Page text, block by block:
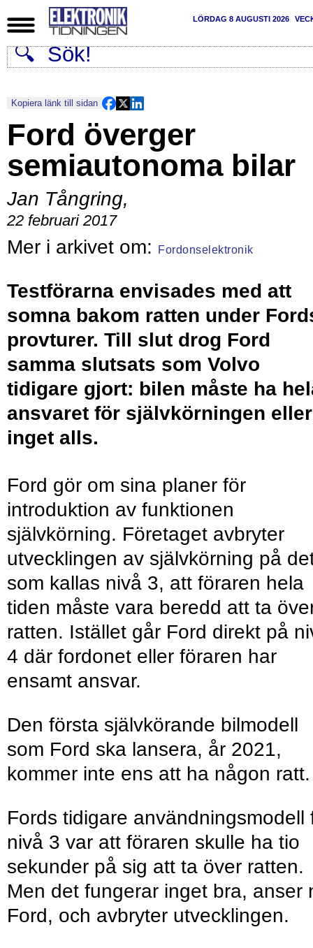
LÖRDAG 8 AUGUSTI 2026
Kopiera länk till sidan
Ford överger
semiautonoma bilar
Jan Tångring,
22 februari 2017
Fordonselektronik
Testförarna envisades med att
somna bakom ratten under
provturer. Till slut drog Ford
samma slutsats som Volvo
tidigare gjort: bilen måste ha
ansvaret för självkörningen eller
inget alls.
Ford gör om sina planer för
introduktion av funktionen
självkörning. Företaget avbryter
utvecklingen av självkörning på
som kallas nivå 3, att föraren hela
tiden måste vara beredd att ta
ratten. Istället går Ford direkt på
4 där fordonet eller föraren har
ensamt ansvar.
Den första självkörande bilmodell
som Ford ska lansera, år 2021,
kommer inte ens att ha någon ratt.
Fords tidigare användningsmodell
nivå 3 var att föraren skulle ha tio
sekunder på sig att ta över ratten.
Men det fungerar inget bra, anser
Ford, och avbryter utvecklingen.